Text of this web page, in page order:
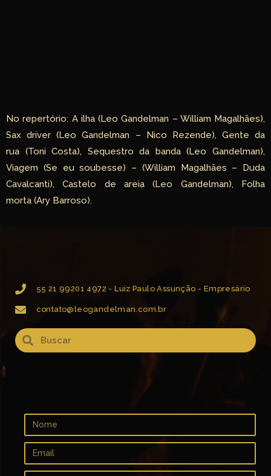
No repertório: A ilha (Leo Gandelman – William Magalhães),
Sax driver (Leo Gandelman – Nico Rezende), Gente da
rua (Toni Costa), Sequestro da banda (Leo Gandelman),
Viagem (Se eu soubesse) – (William Magalhães – Duda
Cavalcanti), Castelo de areia (Leo Gandelman), Folha
morta (Ary Barroso).
55 21 99201 4972 - Luiz Paulo Assunção - Empresário
contato@leogandelman.com.br